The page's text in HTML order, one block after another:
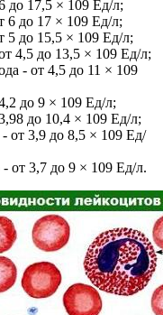
до 17,5 × 109 Ед/л;
6 до 17 × 109 Ед/л;
5 до 15,5 × 109 Ед/л;
4,5 до 13,5 × 109 Ед/л;
- от 4,5 до 11 × 109
до 9 × 109 Ед/л;
до 10,4 × 109 Ед/л;
от 3,9 до 8,5 × 109 Ед/
от 3,7 до 9 × 109 Ед/л.